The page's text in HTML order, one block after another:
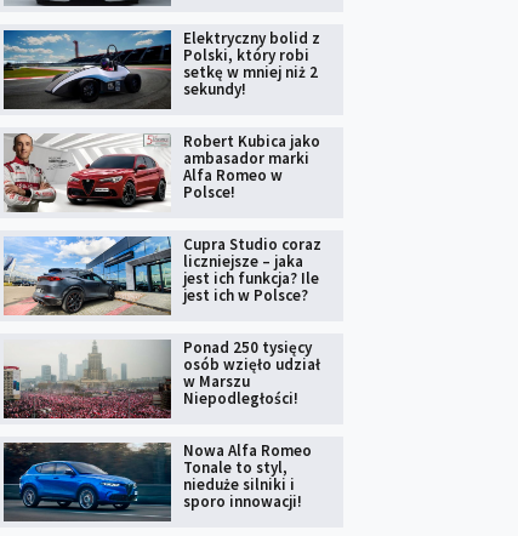
Elektryczny bolid z
Polski, który robi
setkę w mniej niż 2
sekundy!
Robert Kubica jako
ambasador marki
Alfa Romeo w
Polsce!
Cupra Studio coraz
liczniejsze – jaka
jest ich funkcja? Ile
jest ich w Polsce?
Ponad 250 tysięcy
osób wzięło udział
w Marszu
Niepodległości!
Nowa Alfa Romeo
Tonale to styl,
nieduże silniki i
sporo innowacji!